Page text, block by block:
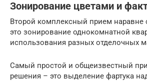
Зонирование цветами и
Второй комплексный прием
это зонирование однокомнатной
использования разных отделочных
Самый простой и общеизвестный
решения – это выделение фартука